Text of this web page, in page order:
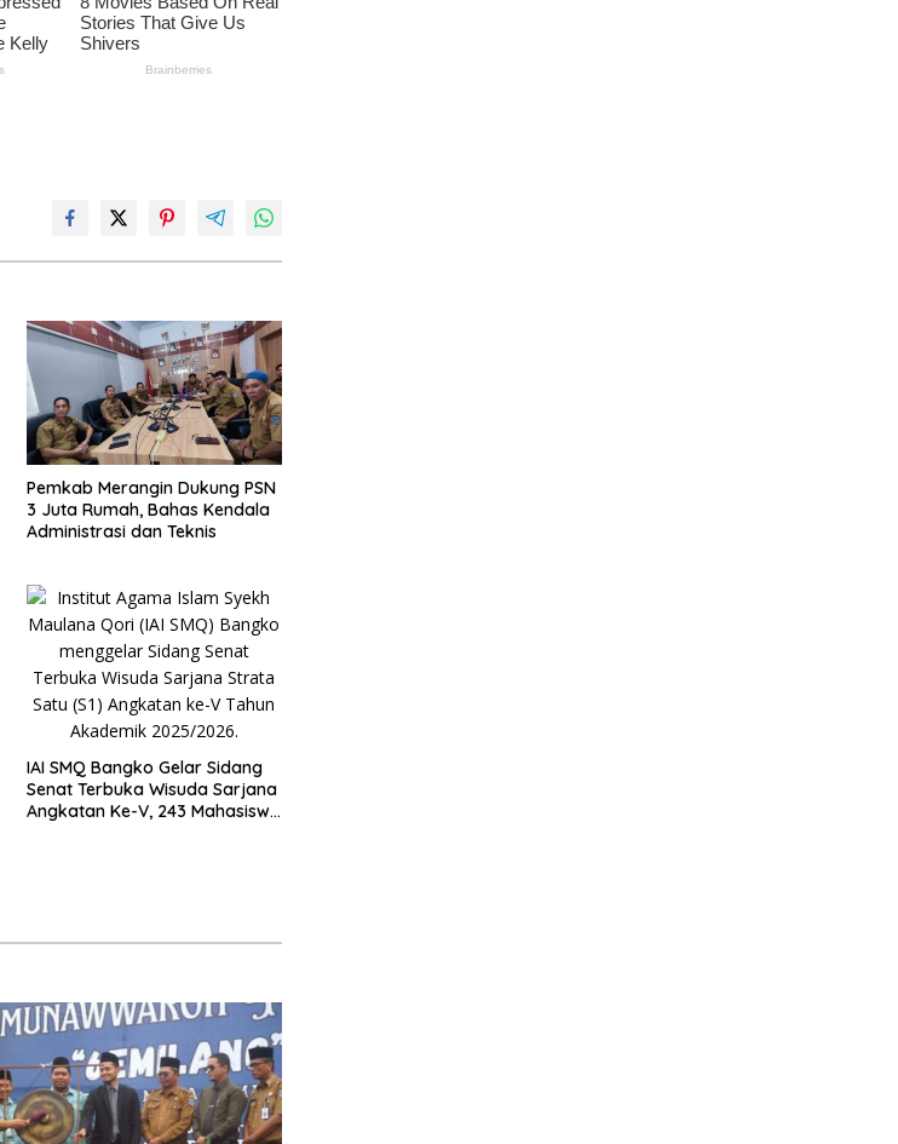
Pemkab Merangin Dukung PSN
3 Juta Rumah, Bahas Kendala
Administrasi dan Teknis
IAI SMQ Bangko Gelar Sidang
Senat Terbuka Wisuda Sarjana
Angkatan Ke-V, 243 Mahasiswa